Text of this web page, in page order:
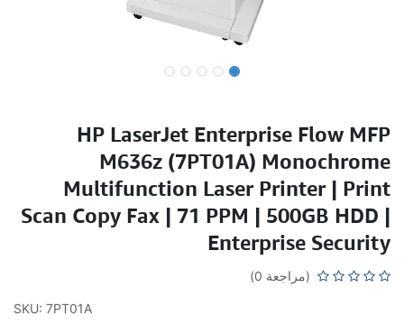
HP LaserJet Enterprise Flow MFP
M636z (7PT01A) Monochrome
Multifunction Laser Printer | Print
Scan Copy Fax | 71 PPM | 500GB HDD |
Enterprise Security
(مراجعة 0)
SKU: 7PT01A